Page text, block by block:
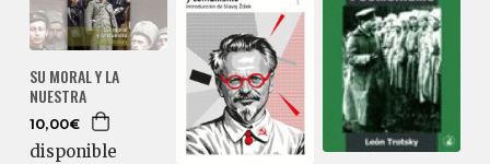
SU MORAL Y LA
NUESTRA
10,00€
disponible